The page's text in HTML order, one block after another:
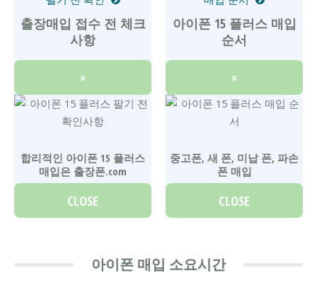
출장매입 접수 전 체크
사항
×
합리적인 아이폰 15 플러스
매입은 출장폰.com
CLOSE
아이폰 15 플러스 매입
순서
×
중고폰, 새 폰, 미납 폰, 파손
폰 매입
CLOSE
아이폰 매입 소요시간